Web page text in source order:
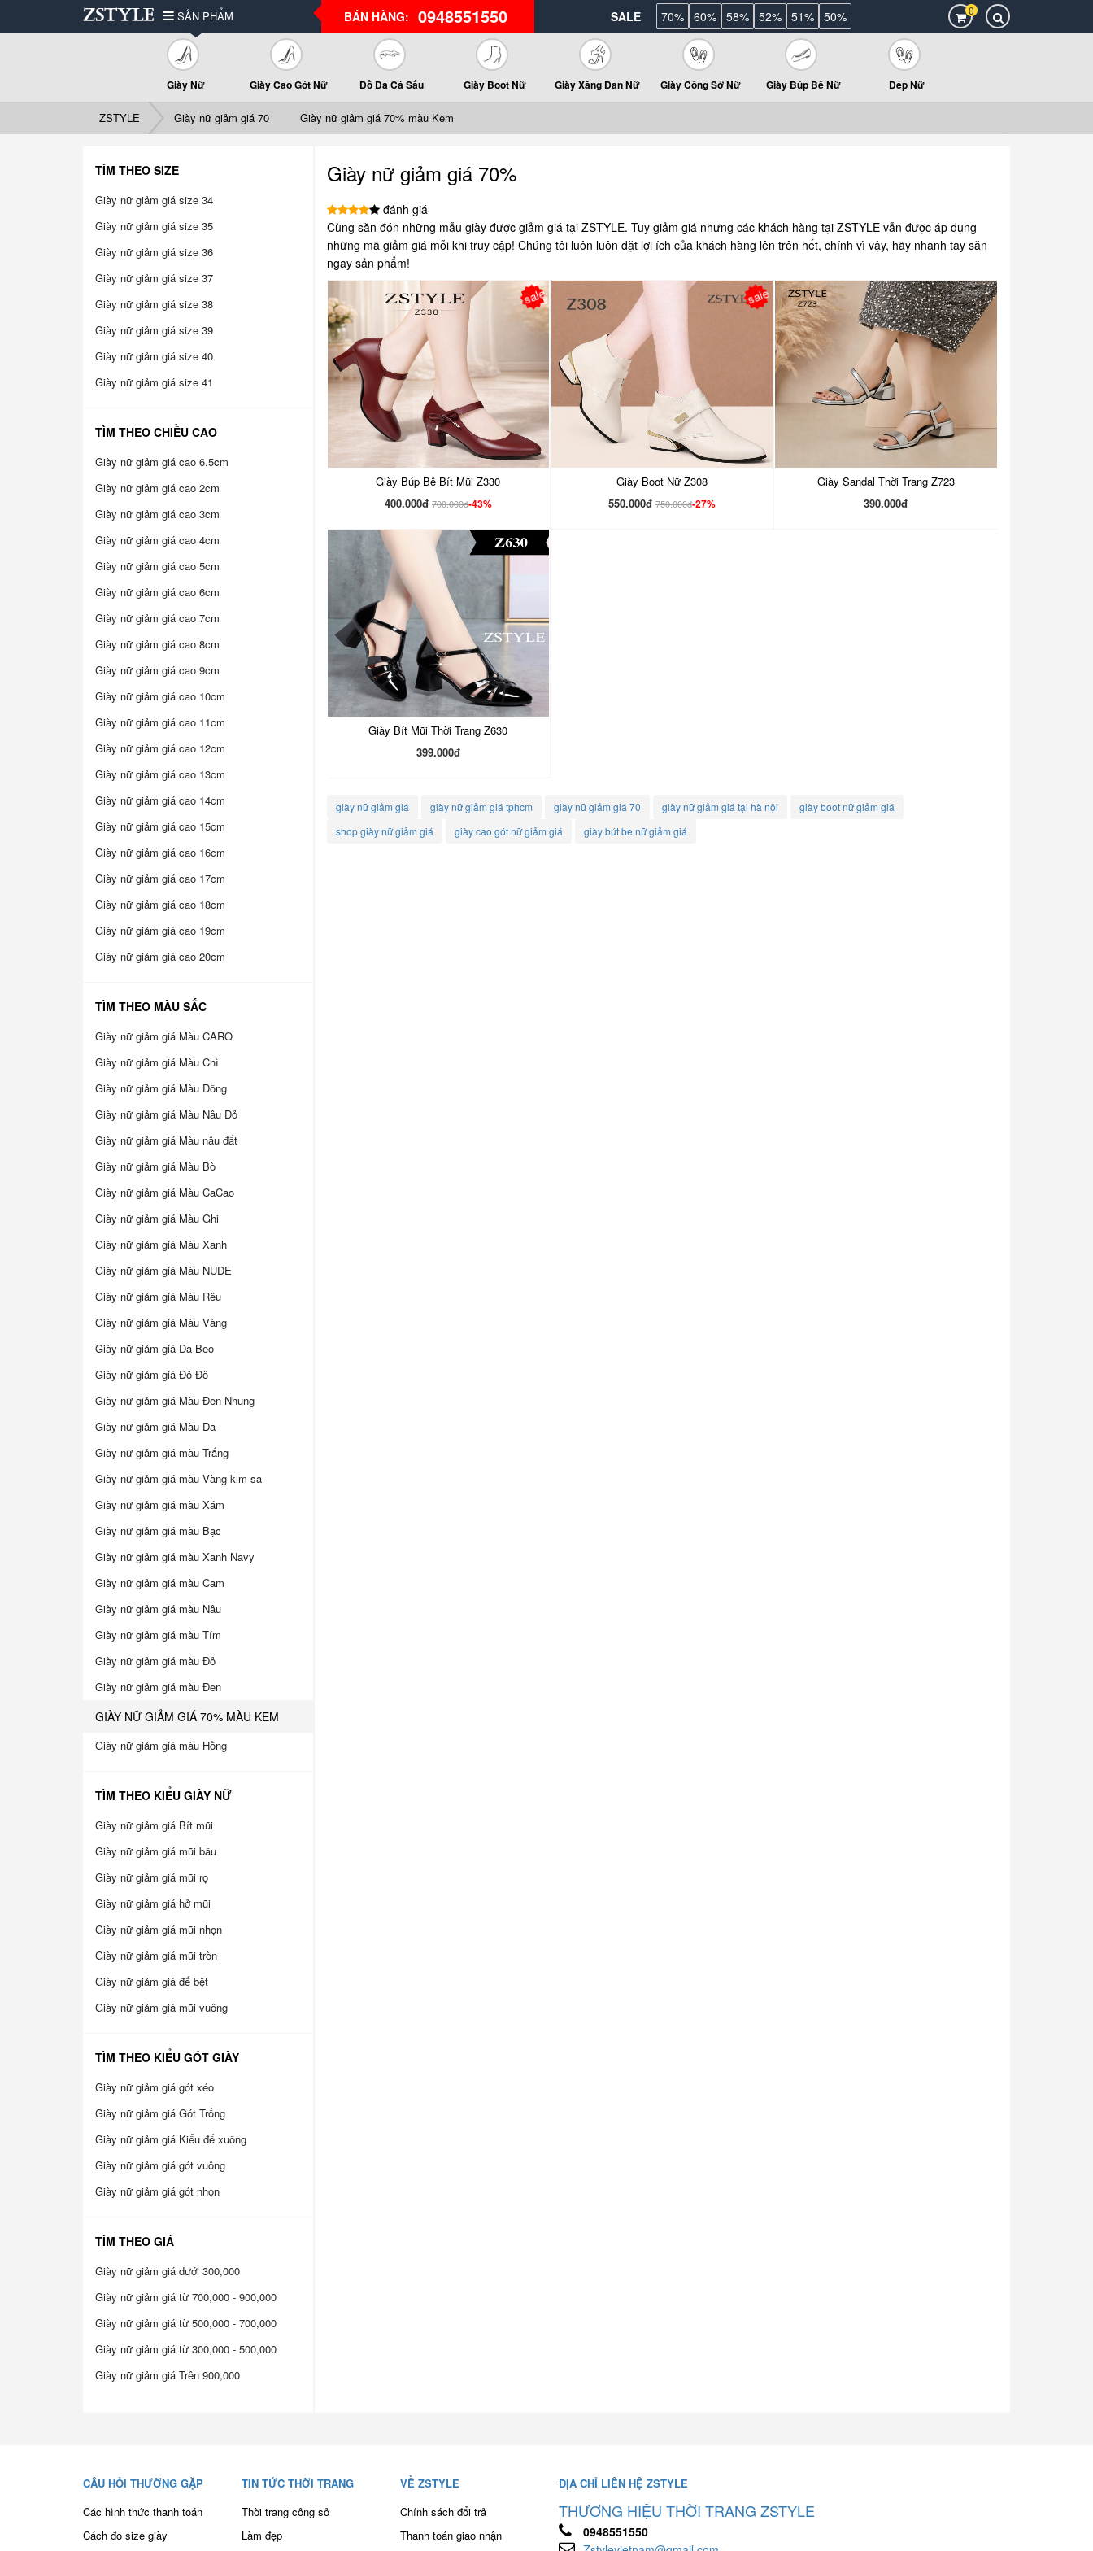
SẢN PHẨM BÁN HÀNG: 0948551550 SALE 70% 60% 58% 52% 51% 50% 0
Giày Nữ Giày Cao Gót Nữ Đồ Da Cá Sấu Giày Boot Nữ Giày Xăng Đan Nữ Giày Công Sở Nữ Giày Búp Bê Nữ Dép Nữ
ZSTYLE Giày nữ giảm giá 70 Giày nữ giảm giá 70% màu Kem
TÌM THEO SIZE
Giày nữ giảm giá size 34
Giày nữ giảm giá size 35
Giày nữ giảm giá size 36
Giày nữ giảm giá size 37
Giày nữ giảm giá size 38
Giày nữ giảm giá size 39
Giày nữ giảm giá size 40
Giày nữ giảm giá size 41
TÌM THEO CHIỀU CAO
Giày nữ giảm giá cao 6.5cm
Giày nữ giảm giá cao 2cm
Giày nữ giảm giá cao 3cm
Giày nữ giảm giá cao 4cm
Giày nữ giảm giá cao 5cm
Giày nữ giảm giá cao 6cm
Giày nữ giảm giá cao 7cm
Giày nữ giảm giá cao 8cm
Giày nữ giảm giá cao 9cm
Giày nữ giảm giá cao 10cm
Giày nữ giảm giá cao 11cm
Giày nữ giảm giá cao 12cm
Giày nữ giảm giá cao 13cm
Giày nữ giảm giá cao 14cm
Giày nữ giảm giá cao 15cm
Giày nữ giảm giá cao 16cm
Giày nữ giảm giá cao 17cm
Giày nữ giảm giá cao 18cm
Giày nữ giảm giá cao 19cm
Giày nữ giảm giá cao 20cm
TÌM THEO MÀU SẮC
Giày nữ giảm giá Màu CARO
Giày nữ giảm giá Màu Chì
Giày nữ giảm giá Màu Đồng
Giày nữ giảm giá Màu Nâu Đỏ
Giày nữ giảm giá Màu nâu đất
Giày nữ giảm giá Màu Bò
Giày nữ giảm giá Màu CaCao
Giày nữ giảm giá Màu Ghi
Giày nữ giảm giá Màu Xanh
Giày nữ giảm giá Màu NUDE
Giày nữ giảm giá Màu Rêu
Giày nữ giảm giá Màu Vàng
Giày nữ giảm giá Da Beo
Giày nữ giảm giá Đỏ Đô
Giày nữ giảm giá Màu Đen Nhung
Giày nữ giảm giá Màu Da
Giày nữ giảm giá màu Trắng
Giày nữ giảm giá màu Vàng kim sa
Giày nữ giảm giá màu Xám
Giày nữ giảm giá màu Bạc
Giày nữ giảm giá màu Xanh Navy
Giày nữ giảm giá màu Cam
Giày nữ giảm giá màu Nâu
Giày nữ giảm giá màu Tím
Giày nữ giảm giá màu Đỏ
Giày nữ giảm giá màu Đen
GIÀY NỮ GIẢM GIÁ 70% MÀU KEM
Giày nữ giảm giá màu Hồng
TÌM THEO KIỂU GIÀY NỮ
Giày nữ giảm giá Bít mũi
Giày nữ giảm giá mũi bầu
Giày nữ giảm giá mũi rọ
Giày nữ giảm giá hở mũi
Giày nữ giảm giá mũi nhọn
Giày nữ giảm giá mũi tròn
Giày nữ giảm giá đế bệt
Giày nữ giảm giá mũi vuông
TÌM THEO KIỂU GÓT GIÀY
Giày nữ giảm giá gót xéo
Giày nữ giảm giá Gót Trống
Giày nữ giảm giá Kiểu đế xuồng
Giày nữ giảm giá gót vuông
Giày nữ giảm giá gót nhọn
TÌM THEO GIÁ
Giày nữ giảm giá dưới 300,000
Giày nữ giảm giá từ 700,000 - 900,000
Giày nữ giảm giá từ 500,000 - 700,000
Giày nữ giảm giá từ 300,000 - 500,000
Giày nữ giảm giá Trên 900,000
Giày nữ giảm giá 70%
đánh giá
Cùng săn đón những mẫu giày được giảm giá tại ZSTYLE. Tuy giảm giá nhưng các khách hàng tại ZSTYLE vẫn được áp dụng
những mã giảm giá mỗi khi truy cập! Chúng tôi luôn luôn đặt lợi ích của khách hàng lên trên hết, chính vì vậy, hãy nhanh tay săn
ngay sản phẩm!
Giày Búp Bê Bít Mũi Z330
400.000đ 700.000đ-43%
sale
Giày Boot Nữ Z308
550.000đ 750.000đ-27%
sale
Giày Sandal Thời Trang Z723
390.000đ
Giày Bít Mũi Thời Trang Z630
399.000đ
giày nữ giảm giá giày nữ giảm giá tphcm giày nữ giảm giá 70 giày nữ giảm giá tại hà nội
giày boot nữ giảm giá
shop giày nữ giảm giá
giày cao gót nữ giảm giá giày bút be nữ giảm giá
CÂU HỎI THƯỜNG GẶP
Các hình thức thanh toán
Cách đo size giày
TIN TỨC THỜI TRANG
Thời trang công sở
Làm đẹp
VỀ ZSTYLE
Chính sách đổi trả
Thanh toán giao nhận
ĐỊA CHỈ LIÊN HỆ ZSTYLE
THƯƠNG HIỆU THỜI TRANG ZSTYLE
0948551550